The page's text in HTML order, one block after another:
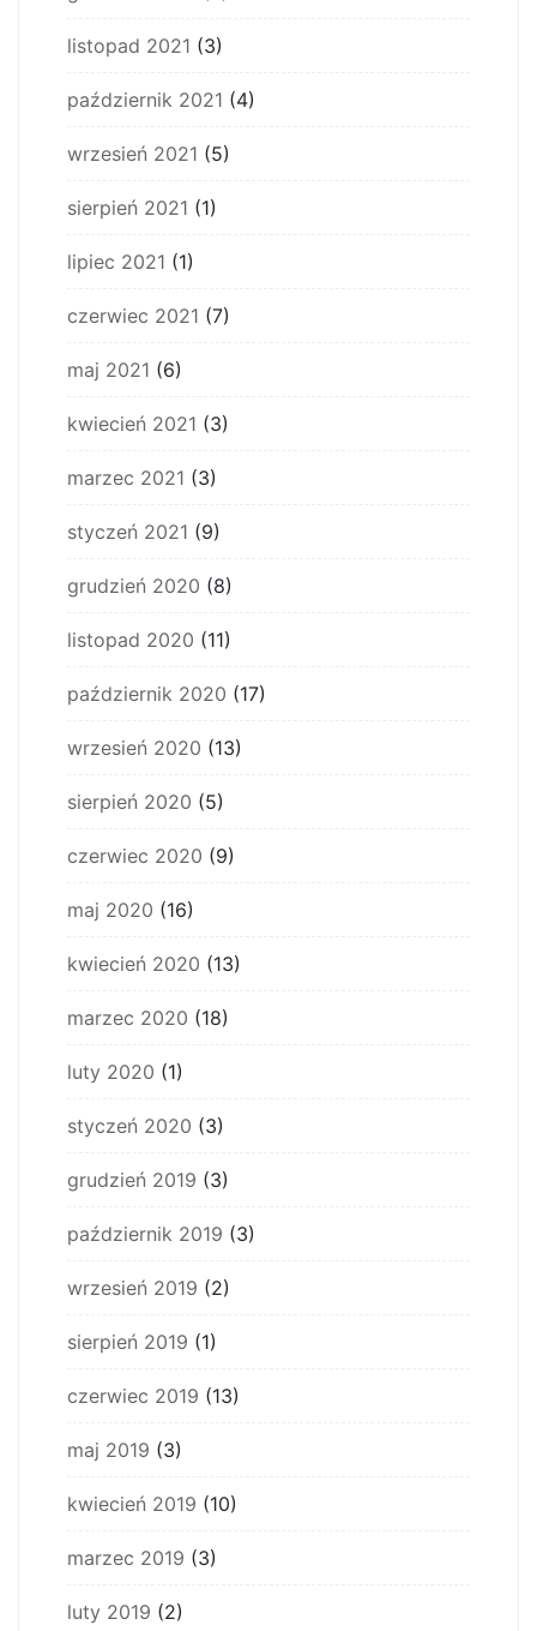
listopad 2021 (3)
październik 2021 (4)
wrzesień 2021 (5)
sierpień 2021 (1)
lipiec 2021 (1)
czerwiec 2021 (7)
maj 2021 (6)
kwiecień 2021 (3)
marzec 2021 (3)
styczeń 2021 (9)
grudzień 2020 (8)
listopad 2020 (11)
październik 2020 (17)
wrzesień 2020 (13)
sierpień 2020 (5)
czerwiec 2020 (9)
maj 2020 (16)
kwiecień 2020 (13)
marzec 2020 (18)
luty 2020 (1)
styczeń 2020 (3)
grudzień 2019 (3)
październik 2019 (3)
wrzesień 2019 (2)
sierpień 2019 (1)
czerwiec 2019 (13)
maj 2019 (3)
kwiecień 2019 (10)
marzec 2019 (3)
luty 2019 (2)